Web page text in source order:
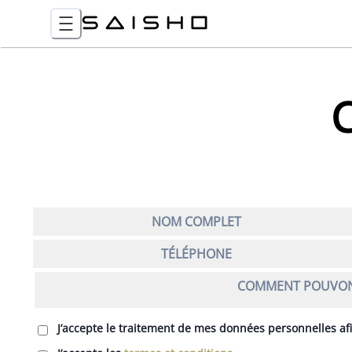
J’accepte le traitement de mes données personnelles